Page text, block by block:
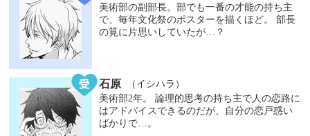
美術部の副部長。部でも一番の才能の持ち主
で、毎年文化祭のポスターを描くほど。 部長
の筧に片思いしていたが…？
石原
（イシハラ）
美術部2年。 論理的思考の持ち主で人の恋路に
はアドバイスできるのだが、自分の恋戸惑い
ばかりで…。